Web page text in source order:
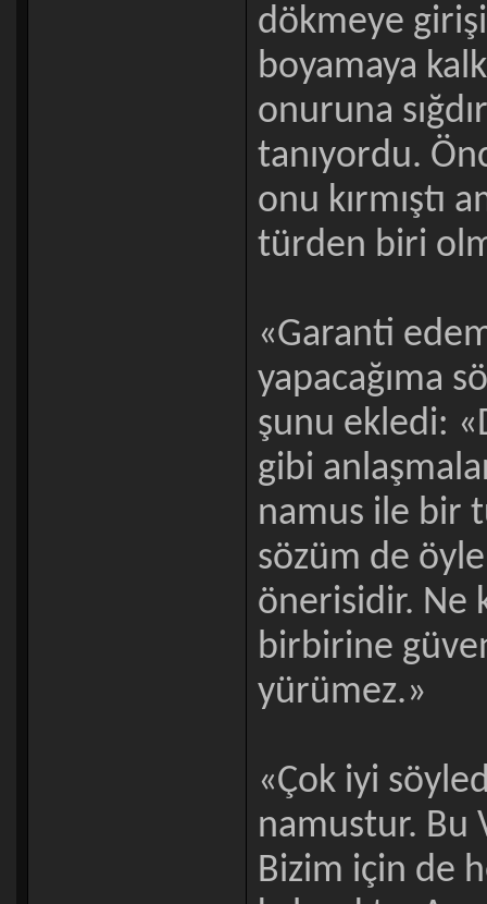
dökmeye
boyamaya
onuruna
tanıyordu.
onu kırmıştı
türden biri
«Garanti
yapacağıma
şunu ekledi:
gibi
namus ile bir
sözüm de
önerisidir. Ne
birbirine
yürümez.»
«Çok iyi
namustur. Bu
Bizim için de